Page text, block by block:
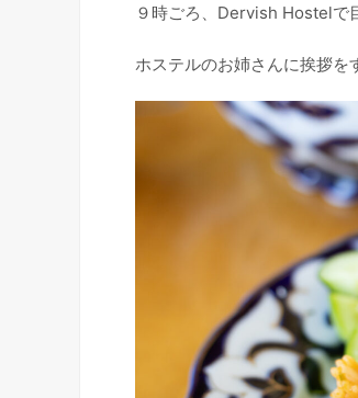
９時ごろ、Dervish Hostelで
ホステルのお姉さんに挨拶を